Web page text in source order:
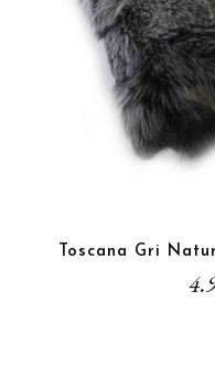
Toscana Gri